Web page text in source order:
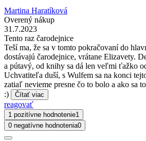
Martina Haratíková
Overený nákup
31.7.2023
Tento raz čarodejnice
Teší ma, že sa v tomto pokračovaní do
dostávajú čarodejnice, vrátane Elizavety.
a pútavý, od knihy sa dá len veľmi ťažko
Uchvatiteľa duší, s Wulfem sa na konci
zatiaľ nevieme presne čo to bolo a ako sa
:)
Čítať viac
reagovať
1 pozitívne hodnotenie1
0 negatívne hodnotenia0